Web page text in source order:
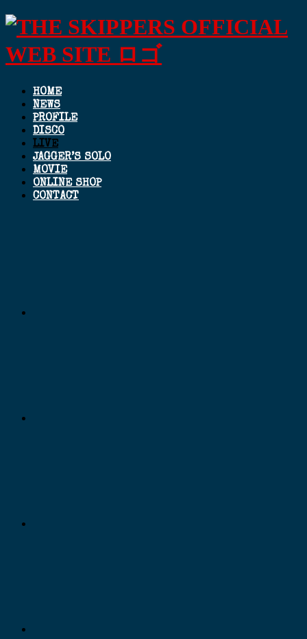
HOME
NEWS
PROFILE
DISCO
LIVE
JAGGER’S SOLO
MOVIE
ONLINE SHOP
CONTACT